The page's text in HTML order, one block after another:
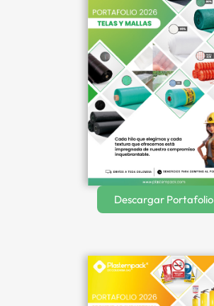
Descargar Portafolio